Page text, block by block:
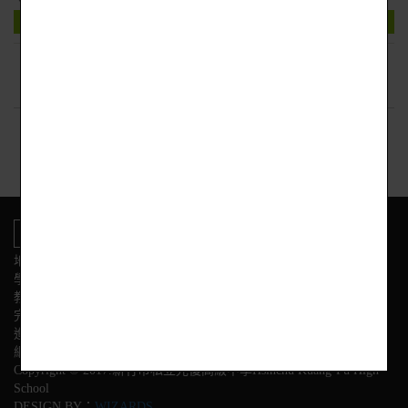
地址:新竹市東區光復路二段153號
學校電話
教務處:(03) 575-3584 學務處:(03) 575-3564
完全中學部:(03)575-3558
進修部:(03) 575-3628 幼兒園:(03) 575-3595
網站管理: (03) 575-3531 網管信箱: kfshcc@kfsh.hc.edu.tw
Copyright © 2017.新竹市私立光復高級中學Hsinchu Kuang-Fu High
School